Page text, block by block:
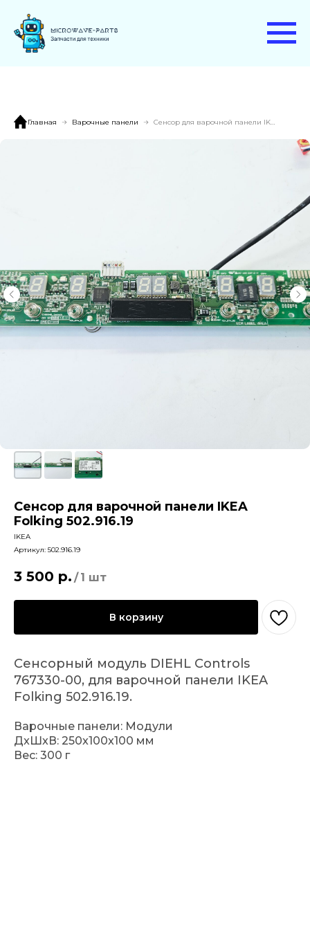
Главная Варочные панели
Сенсор для варочной панели IKEA
Folking 502.916.19
IKEA
Артикул: 502.916.19
3 500 р. / 1 шт
В корзину
Сенсорный модуль DIEHL Controls
767330-00, для варочной панели IKEA
Folking 502.916.19.
Варочные панели: Модули
ДxШxВ: 250x100x100 мм
Вес: 300 г